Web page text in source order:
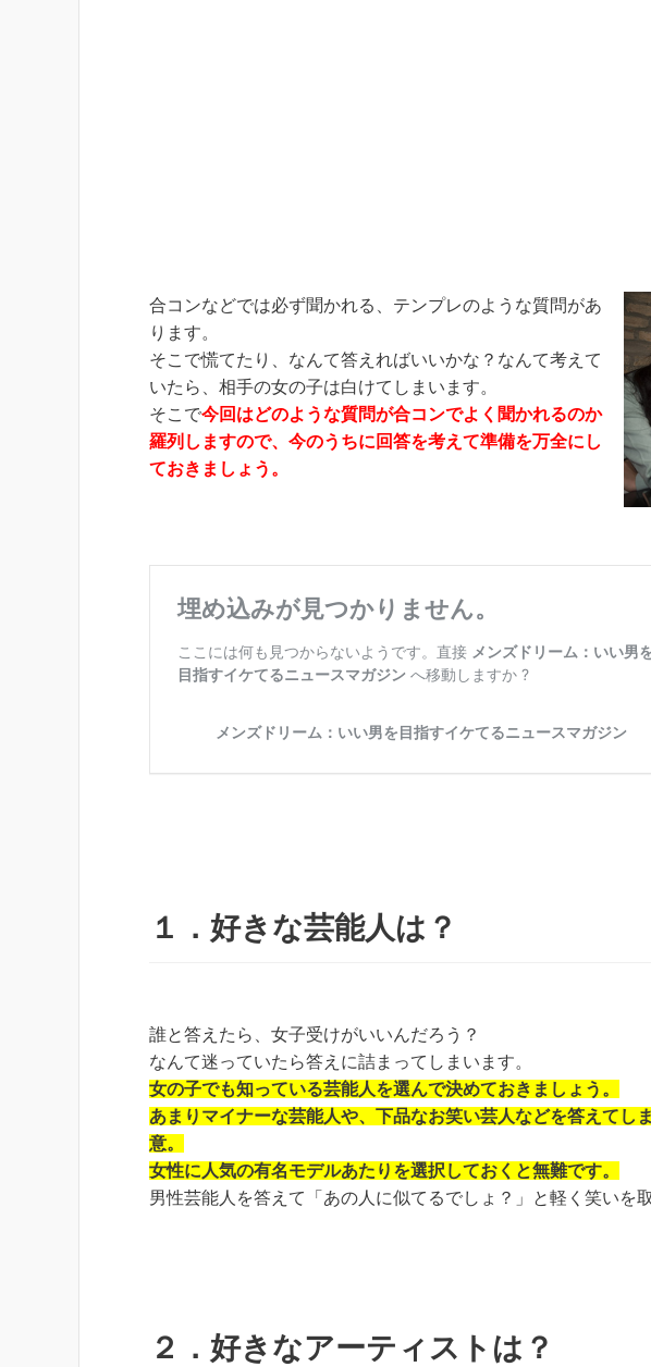
合コンなどでは必ず聞かれる、テンプレのような質問があ
ります。
そこで慌てたり、なんて答えればいいかな？なんて考えて
いたら、相手の女の子は白けてしまいます。
そこで今回はどのような質問が合コンでよく聞かれるのか
羅列しますので、今のうちに回答を考えて準備を万全にし
ておきましょう。
１．好きな芸能人は？
誰と答えたら、女子受けがいいんだろう？
なんて迷っていたら答えに詰まってしまいます。
女の子でも知っている芸能人を選んで決めておきましょう。
あまりマイナーな芸能人や、下品なお笑い芸人などを答えてし
意。
女性に人気の有名モデルあたりを選択しておくと無難です。
男性芸能人を答えて「あの人に似てるでしょ？」と軽く笑いを
２．好きなアーティストは？